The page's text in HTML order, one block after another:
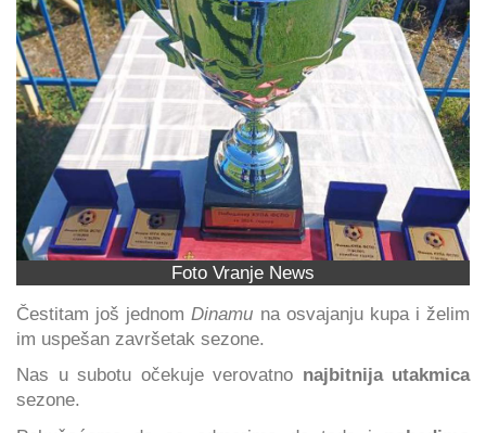
Foto Vranje News
Čestitam još jednomDinamu na osvajanju kupa i želim
im uspešan završetak sezone.
Nas u subotu očekuje verovatno najbitnija utakmica
sezone.